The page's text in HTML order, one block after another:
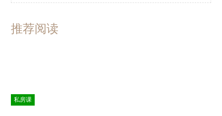
推荐阅读
私房课